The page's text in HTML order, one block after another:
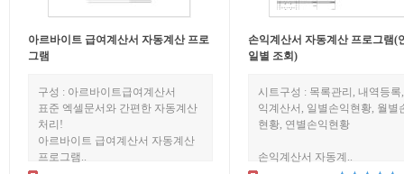
아르바이트 급여계산서 자동계산 프로
그램
구성 : 아르바이트급여계산서
표준 엑셀문서와 간편한 자동계산
처리!
아르바이트 급여계산서 자동계산
프로그램..
손익계산서 자동계산 프로그램(
일별 조회)
시트구성 : 목록관리, 내역등록
익계산서, 일별손익현황, 월별
현황, 연별손익현황
손익계산서 자동계..